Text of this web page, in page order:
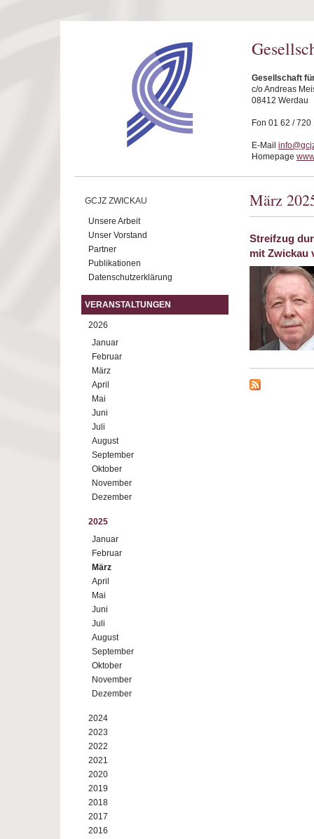
Gesellschaft
c/o Andreas
08412 Werdau
Fon 01 62 / 720
E-Mail
Homepage
GCJZ ZWICKAU
Unsere Arbeit
Unser Vorstand
Partner
Publikationen
Datenschutzerklärung
VERANSTALTUNGEN
2026
Januar
Februar
März
April
Mai
Juni
Juli
August
September
Oktober
November
Dezember
2025
Januar
Februar
März
April
Mai
Juni
Juli
August
September
Oktober
November
Dezember
2024
2023
2022
2021
2020
2019
2018
2017
2016
März
Streifzug
mit Zwickau